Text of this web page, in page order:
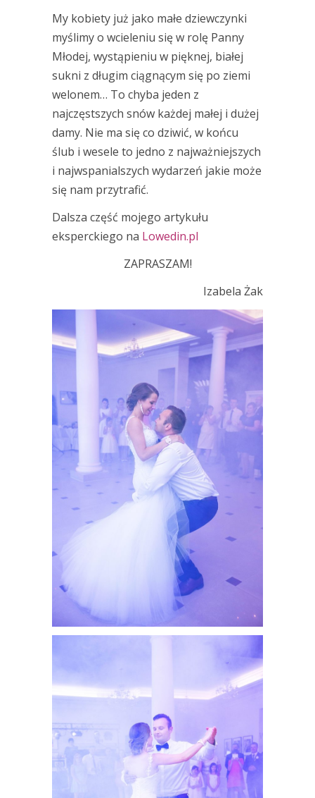
My kobiety już jako małe dziewczynki
myślimy o wcieleniu się w rolę Panny
Młodej, wystąpieniu w pięknej, białej
sukni z długim ciągnącym się po ziemi
welonem… To chyba jeden z
najczęstszych snów każdej małej i dużej
damy. Nie ma się co dziwić, w końcu
ślub i wesele to jedno z najważniejszych
i najwspanialszych wydarzeń jakie może
się nam przytrafić.
Dalsza część mojego artykułu
eksperckiego na Lowedin.pl
ZAPRASZAM!
Izabela Żak